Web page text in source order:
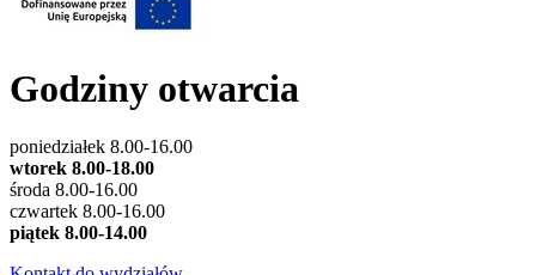
Godziny otwarcia
poniedziałek 8.00-16.00
wtorek 8.00-18.00
środa 8.00-16.00
czwartek 8.00-16.00
piątek 8.00-14.00